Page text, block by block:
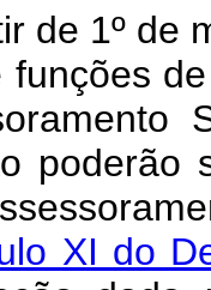
de 1º de
poderão
XI do